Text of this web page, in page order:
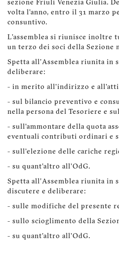
sezione Friuli Venezia Giulia.
volta l'anno, entro il 31 marzo
consuntivo.
L’assemblea si riunisce inoltre
un terzo dei soci della Sezione
Spetta all'Assemblea riunita in
deliberare:
- in merito all'indirizzo e
- sul bilancio preventivo e
nella persona del Tesoriere e
- sull'ammontare della quota
eventuali contributi ordinari e
- sull'elezione delle cariche
- su quant'altro all'OdG.
Spetta all'Assemblea riunita in
discutere e deliberare:
- sulle modifiche del presente
- sullo scioglimento della
- su quant'altro all'OdG.